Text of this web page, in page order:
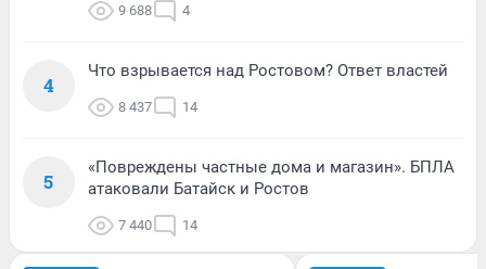
9 688 4
4
Что взрывается над Ростовом? Ответ властей
8 437 14
5
«Повреждены частные дома и магазин». БПЛА
атаковали Батайск и Ростов
7 440 14